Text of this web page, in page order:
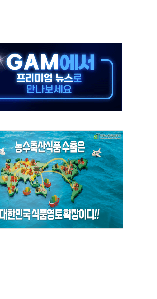
" vs 與 "송구한 해프닝"
극 2편 수상
플레이스로 부상
거주 1주택 등 여론 수렴"